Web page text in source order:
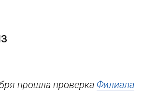
прошла проверка Филиала